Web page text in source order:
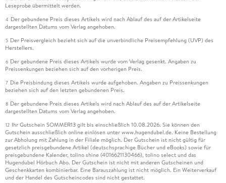
Leseprobe übermittelt werden.
4 Der gebundene Preis dieses Artikels wird nach Ablauf des auf der Artikelseite
dargestellten Datums vom Verlag angehoben.
5 Der Preisvergleich bezieht sich auf die unverbindliche Preisempfehlung (UVP) des
Herstellers.
6 Der gebundene Preis dieses Artikels wurde vom Verlag gesenkt. Angaben zu
Preissenkungen beziehen sich auf den vorherigen Preis.
7 Die Preisbindung dieses Artikels wurde aufgehoben. Angaben zu Preissenkungen
beziehen sich auf den letzten gebundenen Preis.
8 Der gebundene Preis dieses Artikels wird nach Ablauf des auf der Artikelseite
dargestellten Datums vom Verlag angehoben.
12 Ihr Gutschein SOMMER13 gilt bis einschließlich 10.08.2026. Sie können den
Gutschein ausschließlich online einlösen unter www.hugendubel.de. Keine Bestellung
zur Abholung mit Zahlung in der Filiale möglich. Der Gutschein ist nicht gültig für
gesetzlich preisgebundene Artikel (deutschsprachige Bücher und eBooks) sowie für
preisgebundene Kalender, tolino shine (4016621130466), tolino select und das
Hugendubel Hörbuch Abo. Der Gutschein ist nicht mit anderen Gutscheinen und
Geschenkkarten kombinierbar. Eine Barauszahlung ist nicht möglich. Ein Weiterverkauf
und der Handel des Gutscheincodes sind nicht gestattet.